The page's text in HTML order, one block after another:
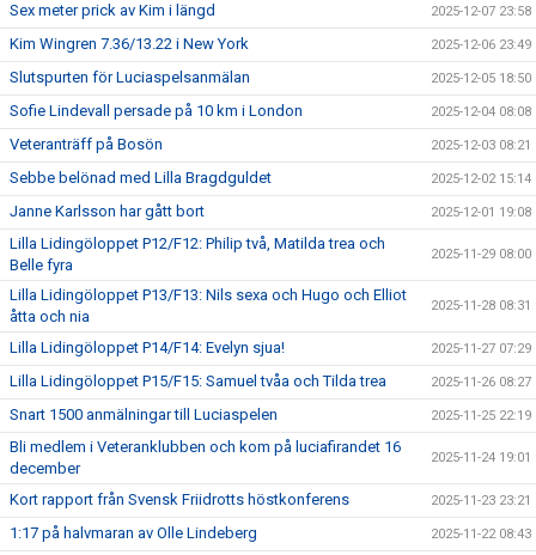
Sex meter prick av Kim i längd 2025-12-07 23:58
Kim Wingren 7.36/13.22 i New York 2025-12-06 23:49
Slutspurten för Luciaspelsanmälan 2025-12-05 18:50
Sofie Lindevall persade på 10 km i London 2025-12-04 08:08
Veteranträff på Bosön 2025-12-03 08:21
Sebbe belönad med Lilla Bragdguldet 2025-12-02 15:14
Janne Karlsson har gått bort 2025-12-01 19:08
Lilla Lidingöloppet P12/F12: Philip två, Matilda trea och
Belle fyra
2025-11-29 08:00
Lilla Lidingöloppet P13/F13: Nils sexa och Hugo och Elliot
åtta och nia
2025-11-28 08:31
Lilla Lidingöloppet P14/F14: Evelyn sjua! 2025-11-27 07:29
Lilla Lidingöloppet P15/F15: Samuel tvåa och Tilda trea 2025-11-26 08:27
Snart 1500 anmälningar till Luciaspelen 2025-11-25 22:19
Bli medlem i Veteranklubben och kom på luciafirandet 16
december
2025-11-24 19:01
Kort rapport från Svensk Friidrotts höstkonferens 2025-11-23 23:21
1:17 på halvmaran av Olle Lindeberg 2025-11-22 08:43